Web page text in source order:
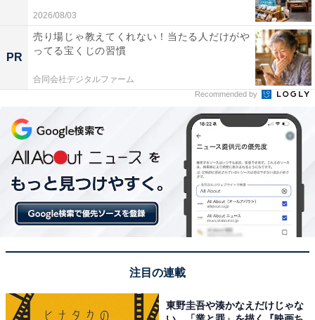
2026/08/03
PR
売り場じゃ教えてくれない！当たる人だけがや
ってる宝くじの習慣
合同会社デジタルファーム
Recommended by
注目の連載
東野圭吾や湊かなえだけじゃな